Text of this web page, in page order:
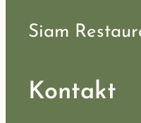
Siam
Kontakt